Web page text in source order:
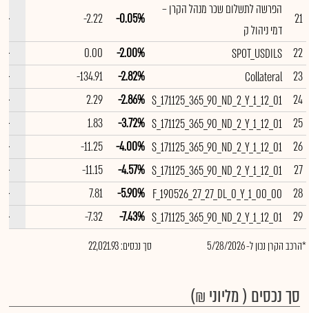
21
הפרשה לתשלום שכר מנהל הקרן –
דמי ניהול ק
-0.05%
-2.22
--
22
SPOT_USDILS
-2.00%
0.00
--
23
Collateral
-2.82%
-134.91
--
24
S_171125_365_90_ND_2_Y_1_12_01
-2.86%
2.29
--
25
S_171125_365_90_ND_2_Y_1_12_01
-3.72%
1.83
--
26
S_171125_365_90_ND_2_Y_1_12_01
-4.00%
-11.25
--
27
S_171125_365_90_ND_2_Y_1_12_01
-4.57%
-11.15
--
28
F_190526_27_27_DL_0_Y_1_00_00
-5.90%
7.81
--
29
S_171125_365_90_ND_2_Y_1_12_01
-7.43%
-7.32
--
*הרכב הקרן נכון ל- 5/28/2026 סך נכסים: 22,021.93
סך נכסים ( מליוני ₪)